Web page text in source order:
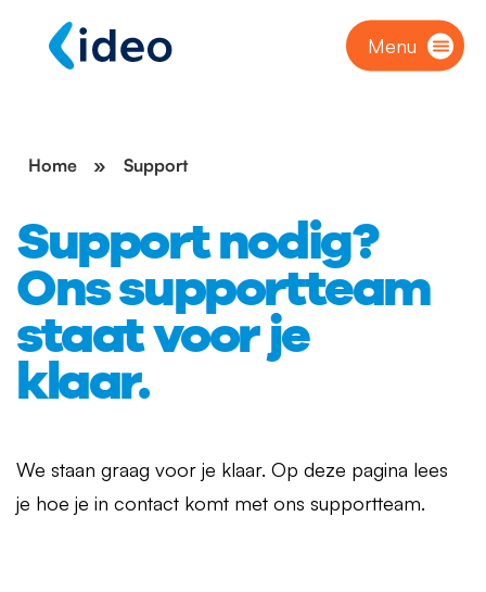
Menu
Home » Support
Support nodig?
Ons supportteam
staat voor je
klaar.
We staan graag voor je klaar. Op deze pagina lees
je hoe je in contact komt met ons supportteam.